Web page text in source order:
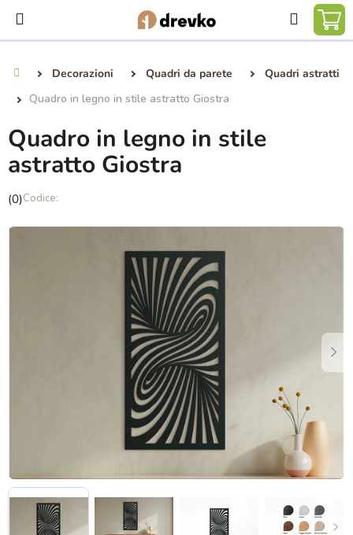
contenuto
Ricerca
Decorazioni Quadri da parete
Quadri astratti
Quadro in legno in stile astratto Giostra
Quadro in legno in stile
astratto Giostra
La
media
(0)